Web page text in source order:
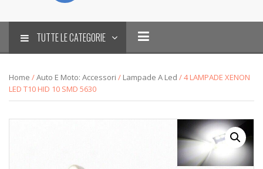
TUTTE LE CATEGORIE
Home /Auto E Moto: Accessori / Lampade A Led / 4 LAMPADE XENON
LED T10 HID 10 SMD 5630